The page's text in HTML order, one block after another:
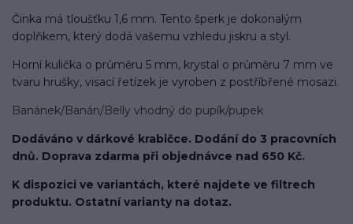
Činka má tloušťku 1,6 mm. Tento šperk je dokonalým
doplňkem, který dodá vašemu vzhledu jiskru a styl.
Horní kulička o průměru 5 mm, krystal o průměru 7 mm ve
tvaru hrušky, visací řetízek je vyroben z postříbřené mosazi.
Banánek/Banán/Belly vhodný do pupík/pupek
Dodáváno v dárkové krabičce. Dodání do 3 pracovních
dnů. Doprava zdarma při objednávce nad 650 Kč.
K dispozici ve variantách, které najdete ve filtrech
produktu. Ostatní varianty na dotaz.